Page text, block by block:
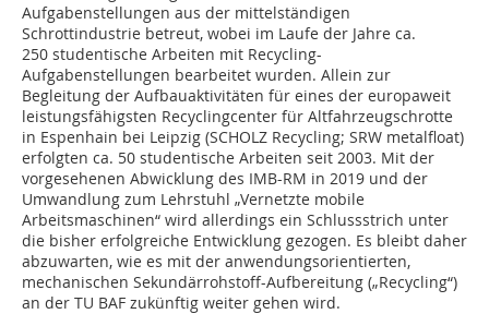
Aufgabenstellungen aus der mittelständigen
Schrottindustrie betreut, wobei im Laufe der Jahre ca.
250 studentische Arbeiten mit Recycling-
Aufgabenstellungen bearbeitet wurden. Allein zur
Begleitung der Aufbauaktivitäten für eines der europaweit
leistungsfähigsten Recyclingcenter für Altfahrzeugschrotte
in Espenhain bei Leipzig (SCHOLZ Recycling; SRW metalfloat)
erfolgten ca. 50 studentische Arbeiten seit 2003. Mit der
vorgesehenen Abwicklung des IMB-RM in 2019 und der
Umwandlung zum Lehrstuhl „Vernetzte mobile
Arbeitsmaschinen“ wird allerdings ein Schlussstrich unter
die bisher erfolgreiche Entwicklung gezogen. Es bleibt daher
abzuwarten, wie es mit der anwendungsorientierten,
mechanischen Sekundärrohstoff-Aufbereitung („Recycling“)
an der TU BAF zukünftig weiter gehen wird.